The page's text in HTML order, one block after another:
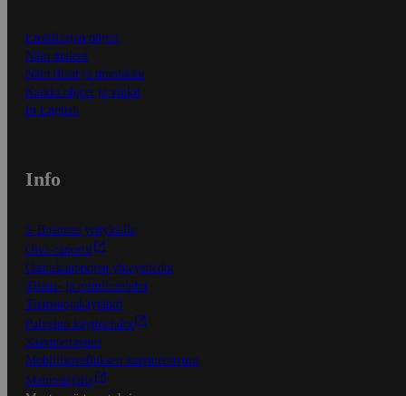
Ensitilaajan ohjeet
Näin maksat
Näin tilaat ja muokkaat
Kaikki ohjeet ja vinkit
In English
Info
S-Business yrityksille
Oiva-raportit
Osuuskauppojen yhteystiedot
Tilaus- ja toimitusehdot
Tietosuojakäytäntö
Palvelun käyttöehdot
Saavutettavuus
Mobiilisovelluksen saavutettavuus
Mainostajalle